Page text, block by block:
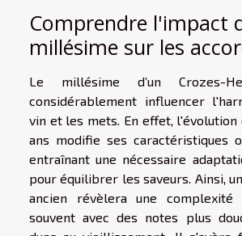
Comprendre l'impact
millésime sur les
Le millésime d’un Crozes-
considérablement influencer
vin et les mets. En effet, l'évolution
ans modifie ses caractéristiques
entraînant une nécessaire
pour équilibrer les saveurs. Ainsi,
ancien révèlera une complexité
souvent avec des notes plus